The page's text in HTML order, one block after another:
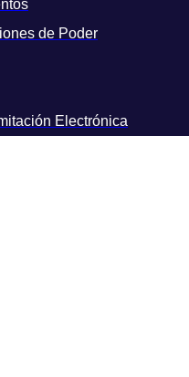
de Poder
Electrónica